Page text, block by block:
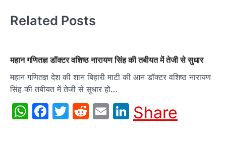
Related Posts
महान गणितज्ञ डॉक्टर वशिष्ठ नारायण सिंह की तबीयत में तेजी से सुधार
महान गणितज्ञ देश की शान बिहारी माटी की आन डॉक्टर वशिष्ठ नारायण
सिंह की तबीयत में तेजी से सुधार हो…
WhatsApp
Facebook
Twitter
Reddit
EmailLinkedIn
Share